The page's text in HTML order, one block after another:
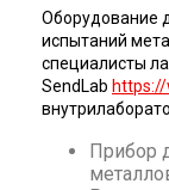
Оборудование
испытаний
специалисты
SendLab
Прибор